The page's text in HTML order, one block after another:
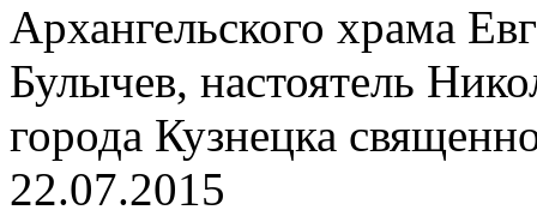
Архангельского храма
Булычев, настоятель
города Кузнецка
22.07.2015